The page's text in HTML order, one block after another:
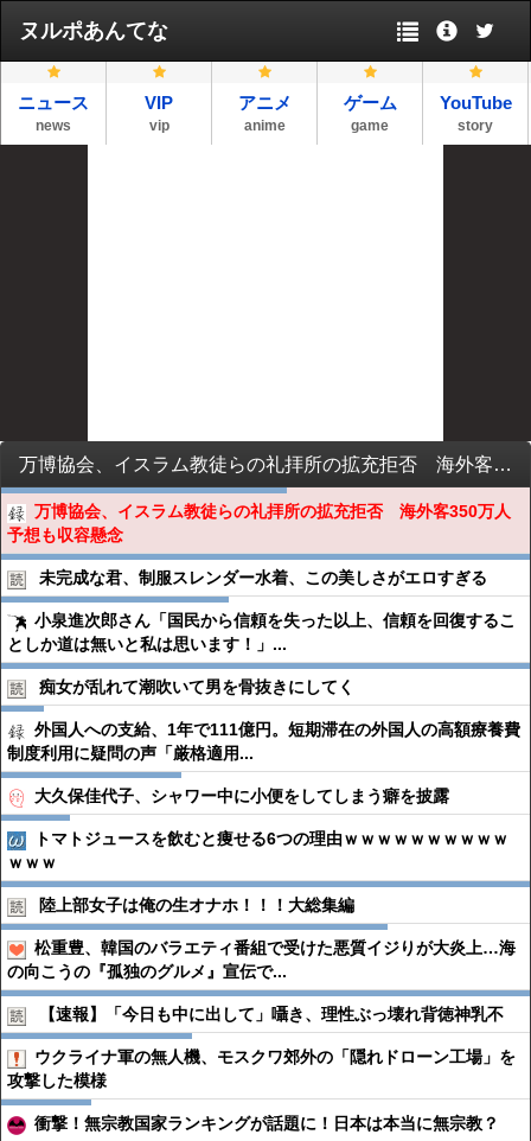
ヌルポあんてな
ニュース
news
VIP
vip
アニメ
anime
ゲーム
game
YouTube
story
万博協会、イスラム教徒らの礼拝所の拡充拒否 海外客350万人予想も収容懸念
万博協会、イスラム教徒らの礼拝所の拡充拒否 海外客350万人
予想も収容懸念
未完成な君、制服スレンダー水着、この美しさがエロすぎる
小泉進次郎さん「国民から信頼を失った以上、信頼を回復するこ
としか道は無いと私は思います！」...
痴女が乱れて潮吹いて男を骨抜きにしてく
外国人への支給、1年で111億円。短期滞在の外国人の高額療養費
制度利用に疑問の声「厳格適用...
大久保佳代子、シャワー中に小便をしてしまう癖を披露
トマトジュースを飲むと痩せる6つの理由ｗｗｗｗｗｗｗｗｗｗ
ｗｗｗ
陸上部女子は俺の生オナホ！！！大総集編
松重豊、韓国のバラエティ番組で受けた悪質イジりが大炎上…海
の向こうの『孤独のグルメ』宣伝で...
【速報】「今日も中に出して」囁き、理性ぶっ壊れ背徳神乳不
ウクライナ軍の無人機、モスクワ郊外の「隠れドローン工場」を
攻撃した模様
衝撃！無宗教国家ランキングが話題に！日本は本当に無宗教？